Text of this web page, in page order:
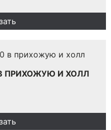
ПРИХОЖУЮ И ХОЛЛ